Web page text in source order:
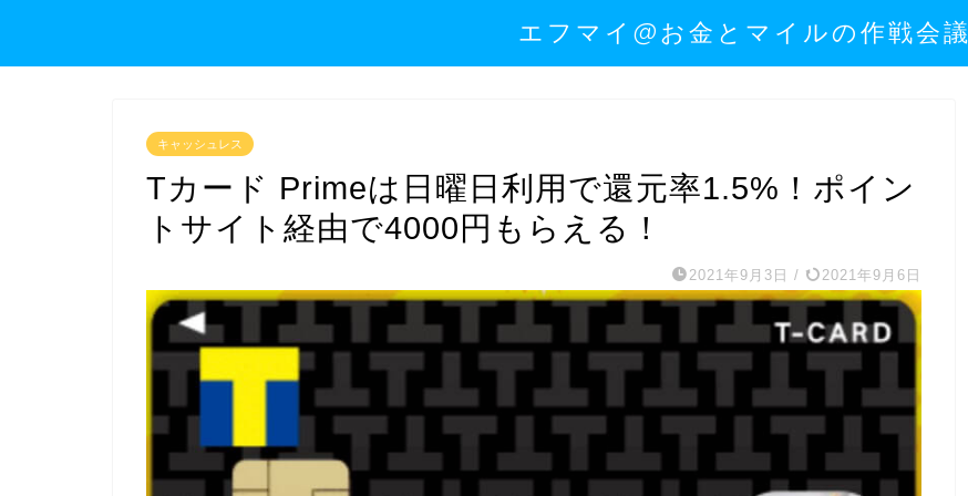
エフマイ@お金とマイルの作戦会議
キャッシュレス
Tカード Primeは日曜日利用で還元率1.5%！ポイン
トサイト経由で4000円もらえる！
2021年9月3日 / 2021年9月6日